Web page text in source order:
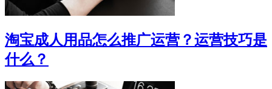
淘宝成人用品怎么推广运营？运营技巧是
什么？